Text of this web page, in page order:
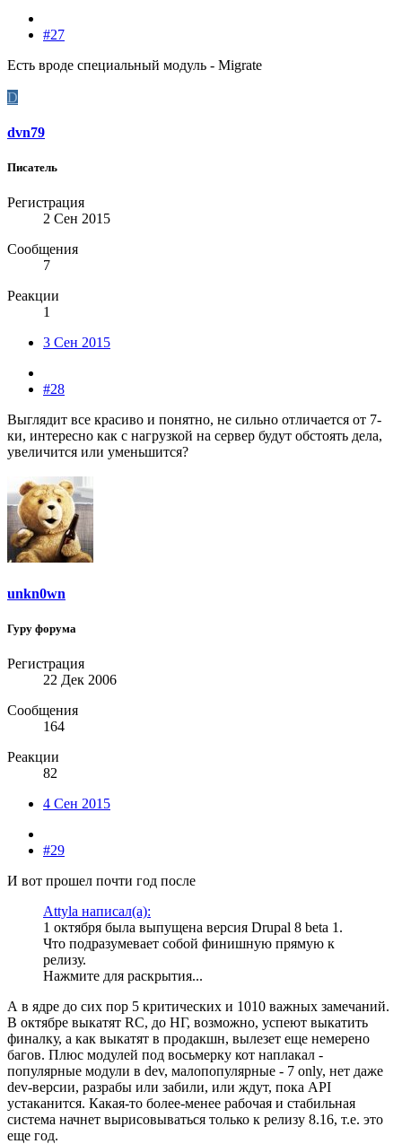
#27
Есть вроде специальный модуль - Migrate
D
dvn79
Писатель
Регистрация
2 Сен 2015
Сообщения
7
Реакции
1
3 Сен 2015
#28
Выглядит все красиво и понятно, не сильно отличается от 7-
ки, интересно как с нагрузкой на сервер будут обстоять дела,
увеличится или уменьшится?
unkn0wn
Гуру форума
Регистрация
22 Дек 2006
Сообщения
164
Реакции
82
4 Сен 2015
#29
И вот прошел почти год после
Attyla написал(а):
1 октября была выпущена версия Drupal 8 beta 1.
Что подразумевает собой финишную прямую к
релизу.
Нажмите для раскрытия...
А в ядре до сих пор 5 критических и 1010 важных замечаний.
В октябре выкатят RC, до НГ, возможно, успеют выкатить
финалку, а как выкатят в продакшн, вылезет еще немерено
багов. Плюс модулей под восьмерку кот наплакал -
популярные модули в dev, малопопулярные - 7 only, нет даже
dev-версии, разрабы или забили, или ждут, пока API
устаканится. Какая-то более-менее рабочая и стабильная
система начнет вырисовываться только к релизу 8.16, т.е. это
еще год.